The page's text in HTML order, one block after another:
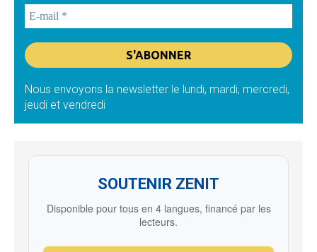
Nous envoyons la newsletter le lundi, mardi, mercredi,
jeudi et vendredi
SOUTENIR ZENIT
Disponible pour tous en 4 langues, financé par les
lecteurs.